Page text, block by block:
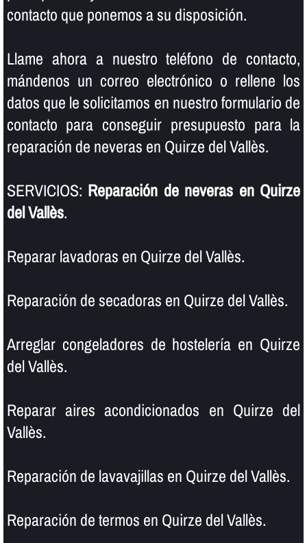
contacto que ponemos a su disposición.
Llame ahora a nuestro teléfono de contacto,
mándenos un correo electrónico o rellene los
datos que le solicitamos en nuestro formulario de
contacto para conseguir presupuesto para la
reparación de neveras en Quirze del Vallès.
SERVICIOS: Reparación de neveras en Quirze
del Vallès.
Reparar lavadoras en Quirze del Vallès.
Reparación de secadoras en Quirze del Vallès.
Arreglar congeladores de hostelerí­a en Quirze
del Vallès.
Reparar aires acondicionados en Quirze del
Vallès.
Reparación de lavavajillas en Quirze del Vallès.
Reparación de termos en Quirze del Vallès.